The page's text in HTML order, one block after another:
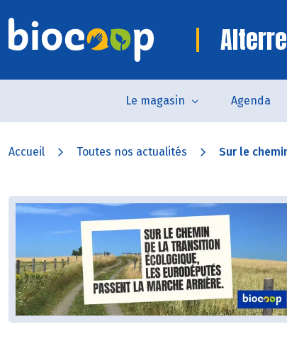
Le magasin Agenda
Accueil Toutes nos actualités Sur le